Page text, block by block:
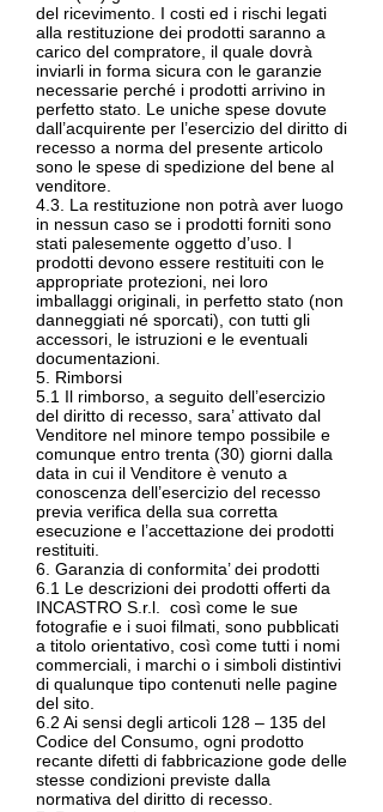
del ricevimento. I costi ed i rischi legati
alla restituzione dei prodotti saranno a
carico del compratore, il quale dovrà
inviarli in forma sicura con le garanzie
necessarie perché i prodotti arrivino in
perfetto stato. Le uniche spese dovute
dall’acquirente per l’esercizio del diritto di
recesso a norma del presente articolo
sono le spese di spedizione del bene al
venditore.
4.3. La restituzione non potrà aver luogo
in nessun caso se i prodotti forniti sono
stati palesemente oggetto d’uso. I
prodotti devono essere restituiti con le
appropriate protezioni, nei loro
imballaggi originali, in perfetto stato (non
danneggiati né sporcati), con tutti gli
accessori, le istruzioni e le eventuali
documentazioni.
5. Rimborsi
5.1 Il rimborso, a seguito dell’esercizio
del diritto di recesso, sara’ attivato dal
Venditore nel minore tempo possibile e
comunque entro trenta (30) giorni dalla
data in cui il Venditore è venuto a
conoscenza dell’esercizio del recesso
previa verifica della sua corretta
esecuzione e l’accettazione dei prodotti
restituiti.
6. Garanzia di conformita’ dei prodotti
6.1 Le descrizioni dei prodotti offerti da
INCASTRO S.r.l. così come le sue
fotografie e i suoi filmati, sono pubblicati
a titolo orientativo, così come tutti i nomi
commerciali, i marchi o i simboli distintivi
di qualunque tipo contenuti nelle pagine
del sito.
6.2 Ai sensi degli articoli 128 – 135 del
Codice del Consumo, ogni prodotto
recante difetti di fabbricazione gode delle
stesse condizioni previste dalla
normativa del diritto di recesso.